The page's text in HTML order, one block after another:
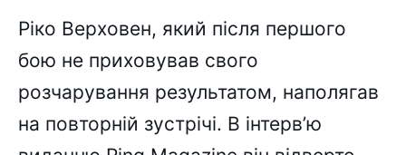
Ріко Верховен, який після першого
бою не приховував свого
розчарування результатом, наполягав
на повторній зустрічі. В інтерв’ю